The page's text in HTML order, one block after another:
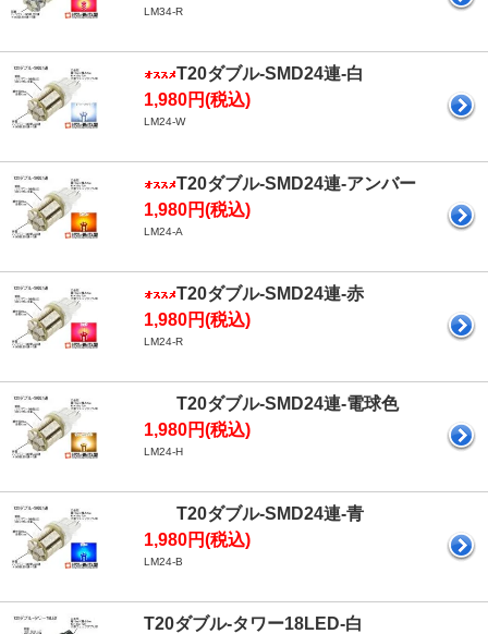
LM34-R
T20ダブル-SMD24連-白
1,980円(税込)
LM24-W
T20ダブル-SMD24連-アンバー
1,980円(税込)
LM24-A
T20ダブル-SMD24連-赤
1,980円(税込)
LM24-R
T20ダブル-SMD24連-電球色
1,980円(税込)
LM24-H
T20ダブル-SMD24連-青
1,980円(税込)
LM24-B
T20ダブル-タワー18LED-白